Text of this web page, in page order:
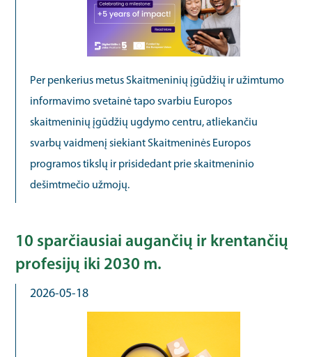
Per penkerius metus Skaitmeninių įgūdžių ir užimtumo
informavimo svetainė tapo svarbiu Europos
skaitmeninių įgūdžių ugdymo centru, atliekančiu
svarbų vaidmenį siekiant Skaitmeninės Europos
programos tikslų ir prisidedant prie skaitmeninio
dešimtmečio užmojų.
10 sparčiausiai augančių ir krentančių
profesijų iki 2030 m.
2026-05-18